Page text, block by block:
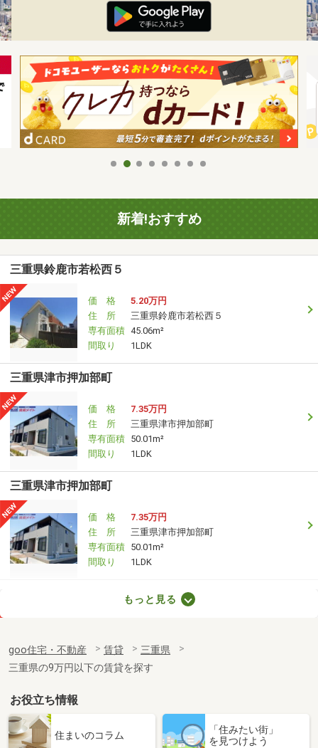
新着!おすすめ
三重県鈴鹿市若松西５
価 格
5.20万円
住 所
三重県鈴鹿市若松西５
専有面積 45.06m²
間取り
1LDK
三重県津市押加部町
価 格
7.35万円
住 所
三重県津市押加部町
専有面積 50.01m²
間取り
1LDK
三重県津市押加部町
価 格
7.35万円
住 所
三重県津市押加部町
専有面積 50.01m²
間取り
1LDK
専有面積
45.06m²
間取り
1LDK
三重県鈴鹿市三日市町
価 格
3.60万円
もっと見る
goo住宅・不動産 賃貸
三重県
三重県の9万円以下の賃貸を探す
お役立ち情報
住まいのコラム
「住みたい街」
を見つけよう